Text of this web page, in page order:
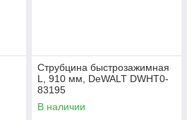
Струбцина быстрозажимная
L, 910 мм, DeWALT DWHT0-
83195
В наличии